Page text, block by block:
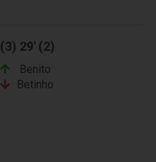
(3) 29' (2)
Benito
Betinho